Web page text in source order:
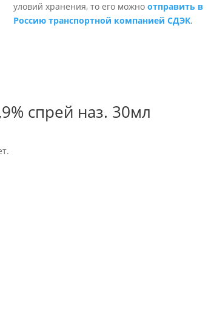
уловий хранения, то его можно отправить в
Россию транспортной компанией СДЭК.
спрей наз. 30мл